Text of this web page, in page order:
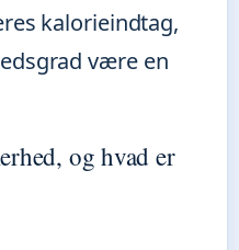
kalorieindtag,
være en
og hvad er